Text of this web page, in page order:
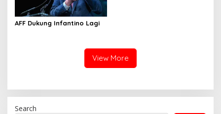
AFF Dukung Infantino Lagi
View More
Search